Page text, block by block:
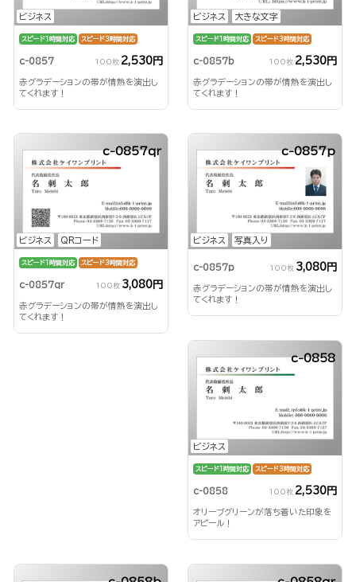
ビジネス
スピード1時間対応 スピード3時間対応
c-0857 100枚 2,530円
赤グラデーションの帯が情熱を演出し
てくれます！
ビジネス 大きな文字
スピード1時間対応 スピード3時間対応
c-0857b 100枚 2,530円
赤グラデーションの帯が情熱を演出し
てくれます！
ビジネス QRコード
c-0857qr
スピード1時間対応 スピード3時間対応
c-0857qr 100枚 3,080円
赤グラデーションの帯が情熱を演出し
てくれます！
ビジネス 写真入り
c-0857p
c-0857p 100枚 3,080円
赤グラデーションの帯が情熱を演出し
てくれます！
ビジネス
c-0858
スピード1時間対応 スピード3時間対応
c-0858 100枚 2,530円
オリーブグリーンが落ち着いた印象を
アピール！